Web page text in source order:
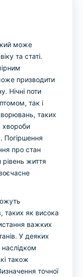
може
та статі.
призводити
Нічні поти
так і
таких
хвороби
Погіршення
про стан
життя
таких як висока
важких
У деяких
також
точної